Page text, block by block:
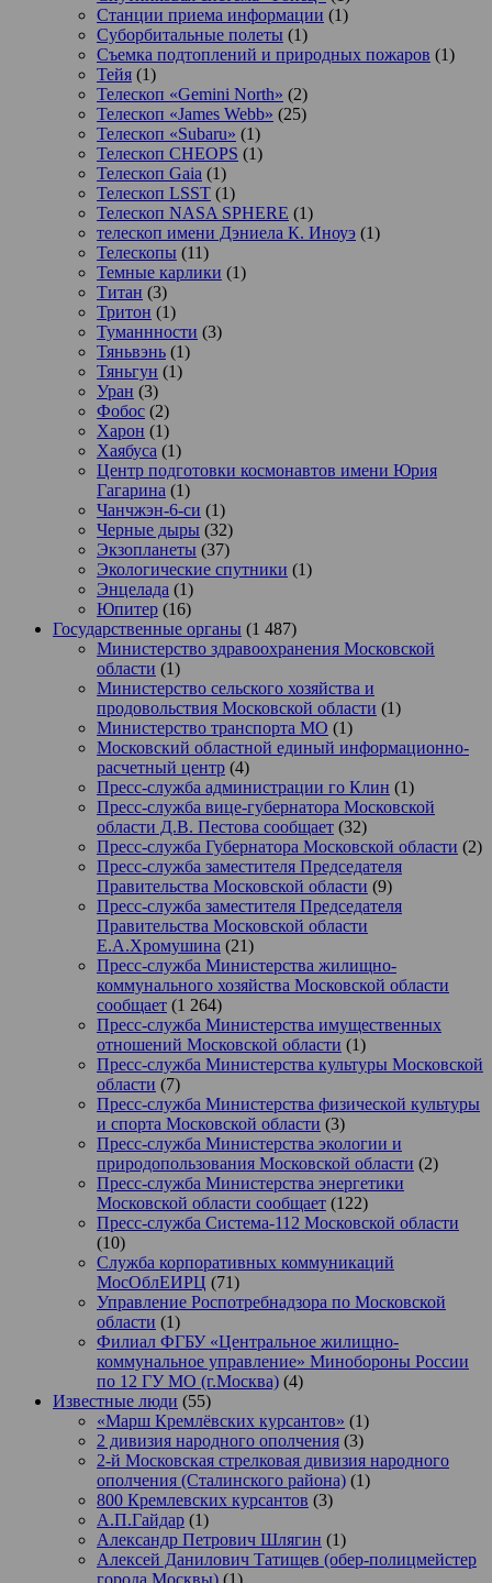
Станции приема информации (1)
Суборбитальные полеты (1)
Съемка подтоплений и природных пожаров (1)
Тейя (1)
Телескоп «Gemini North» (2)
Телескоп «James Webb» (25)
Телескоп «Subaru» (1)
Телескоп CHEOPS (1)
Телескоп Gaia (1)
Телескоп LSST (1)
Телескоп NASA SPHERE (1)
телескоп имени Дэниела К. Иноуэ (1)
Телескопы (11)
Темные карлики (1)
Титан (3)
Тритон (1)
Туманнности (3)
Тяньвэнь (1)
Тяньгун (1)
Уран (3)
Фобос (2)
Харон (1)
Хаябуса (1)
Центр подготовки космонавтов имени Юрия
Гагарина (1)
Чанчжэн-6-си (1)
Черные дыры (32)
Экзопланеты (37)
Экологические спутники (1)
Энцелада (1)
Юпитер (16)
Государственные органы (1 487)
Министерство здравоохранения Московской
области (1)
Министерство сельского хозяйства и
продовольствия Московской области (1)
Министерство транспорта МО (1)
Московский областной единый информационно-
расчетный центр (4)
Пресс-служба администрации го Клин (1)
Пресс-служба вице-губернатора Московской
области Д.В. Пестова сообщает (32)
Пресс-служба Губернатора Московской области (2)
Пресс-служба заместителя Председателя
Правительства Московской области (9)
Пресс-служба заместителя Председателя
Правительства Московской области
Е.А.Хромушина (21)
Пресс-служба Министерства жилищно-
коммунального хозяйства Московской области
сообщает (1 264)
Пресс-служба Министерства имущественных
отношений Московской области (1)
Пресс-служба Министерства культуры Московской
области (7)
Пресс-служба Министерства физической культуры
и спорта Московской области (3)
Пресс-служба Министерства экологии и
природопользования Московской области (2)
Пресс-служба Министерства энергетики
Московской области сообщает (122)
Пресс-служба Система-112 Московской области
(10)
Служба корпоративных коммуникаций
МосОблЕИРЦ (71)
Управление Роспотребнадзора по Московской
области (1)
Филиал ФГБУ «Центральное жилищно-
коммунальное управление» Минобороны России
по 12 ГУ МО (г.Москва) (4)
Известные люди (55)
«Марш Кремлёвских курсантов» (1)
2 дивизия народного ополчения (3)
2-й Московская стрелковая дивизия народного
ополчения (Сталинского района) (1)
800 Кремлевских курсантов (3)
А.П.Гайдар (1)
Александр Петрович Шлягин (1)
Алексей Данилович Татищев (обер-полицмейстер
города Москвы) (1)